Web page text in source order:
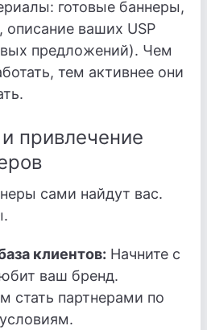
готовые баннеры,
описание ваших USP
предложений). Чем
тем активнее они
привлечение
сами найдут вас.
клиентов: Начните с
ваш бренд.
стать партнерами по